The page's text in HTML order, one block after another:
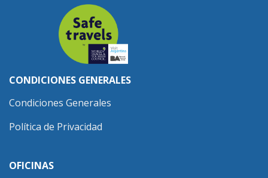
CONDICIONES GENERALES
Condiciones Generales
Política de Privacidad
OFICINAS